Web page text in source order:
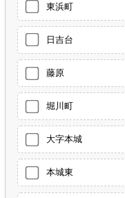
東浜町
日吉台
藤原
堀川町
大字本城
本城東